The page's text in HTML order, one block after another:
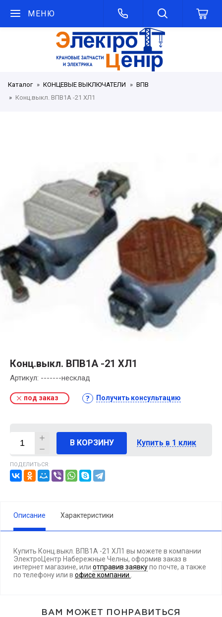
МЕНЮ
Каталог КОНЦЕВЫЕ ВЫКЛЮЧАТЕЛИ
ВПВ
Конц.выкл. ВПВ1А -21 ХЛ1
Конц.выкл. ВПВ1А -21 ХЛ1
Артикул: -------несклад
под заказ Получить консультацию
В КОРЗИНУ Купить в 1 клик
ПОДЕЛИТЬСЯ:
Описание Характеристики
Купить Конц.выкл. ВПВ1А -21 ХЛ1 вы можете в компании
ЭлектроЦентр Набережные Челны, оформив заказ в
интернет магазине, или отправив заявкупо почте, а также
по телефонуили в офисе компании
ВАМ МОЖЕТ ПОНРАВИТЬСЯ